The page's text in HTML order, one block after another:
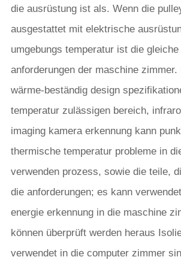
die ausrüstung ist als. Wenn die
ausgestattet mit elektrische
umgebungs temperatur ist die
anforderungen der maschine
wärme-beständig design
temperatur zulässigen bereich,
imaging kamera erkennung kann
thermische temperatur probleme in
verwenden prozess, sowie die teile,
die anforderungen; es kann
energie erkennung in die maschine
können überprüft werden heraus
verwendet in die computer zimmer